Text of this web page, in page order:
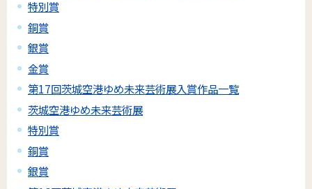
特別賞
銅賞
銀賞
金賞
第17回茨城空港ゆめ未来芸術展入賞作品一覧
茨城空港ゆめ未来芸術展
特別賞
銅賞
銀賞